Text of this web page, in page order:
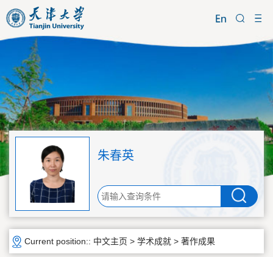
朱春英
Current position:: 中文主页 > 学术成就 > 著作成果